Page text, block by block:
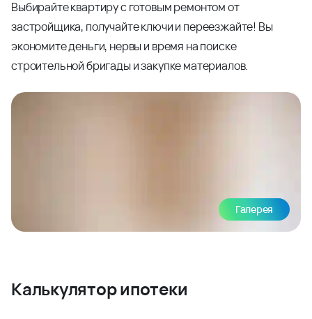
Выбирайте квартиру с готовым ремонтом от
застройщика, получайте ключи и переезжайте! Вы
экономите деньги, нервы и время на поиске
строительной бригады и закупке материалов.
Галерея
Калькулятор ипотеки